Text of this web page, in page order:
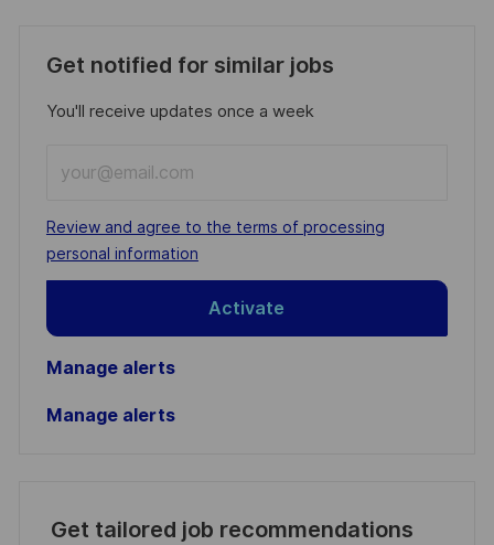
Get notified for similar jobs
You'll receive updates once a week
Email
address
(Required)
Required
Review and agree to the terms of processing
personal information
Activate
Manage alerts
Manage alerts
Get tailored job recommendations